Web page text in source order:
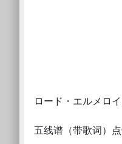
ロード・エルメロ
五线谱（带歌词）点